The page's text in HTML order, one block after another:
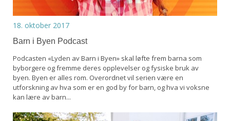
18. oktober 2017
Barn i Byen Podcast
Podcasten «Lyden av Barn i Byen» skal løfte frem barna som
byborgere og fremme deres opplevelser og fysiske bruk av
byen. Byen er alles rom. Overordnet vil serien være en
utforskning av hva som er en god by for barn, og hva vi voksne
kan lære av barn...